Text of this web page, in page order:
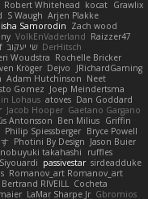
Robert Whitehead kocat Grawlix
S Waugh Arjen Plakke
Samorodin Zach wood
VolkEnVaderland Raizzer47
שי יעקוב DerHitsch
Woudstra Rochelle Bricker
Kröger Dejvo
JRichardGaming
Adam Hutchinson Neet
Gomez Joep Meindertsma
Lohaus atoves Dan Goddard
Jacob Hooper Gaetano Gargano
Antonsson Ben Milius Griffin
Philip Spiessberger Bryce Powell
Photini By Design Jason Buier
nobuyuki takahashi
ruffles
Siyouardi passivestar sirdeadduke
Romanov_art Romanov_art
Bertrand RIVEILL Cocheta
LaMar Sharpe Jr Gbromios